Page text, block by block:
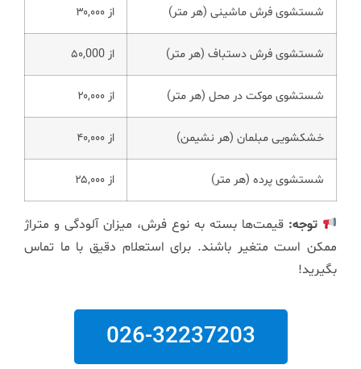
شستشوی فرش ماشینی (هر متر) از ۳۰,۰۰۰
شستشوی فرش دستباف (هر متر) از ۵۰,000
شستشوی موکت در محل (هر متر) از ۲۰,۰۰۰
خشکشویی مبلمان (هر نشیمن) از ۴۰,۰۰۰
شستشوی پرده (هر متر) از ۲۵,۰۰۰
توجه: قیمت‌ها بسته به نوع فرش، میزان آلودگی و متراژ
ممکن است متغیر باشند. برای استعلام دقیق با ما تماس
بگیرید!
026-32237203